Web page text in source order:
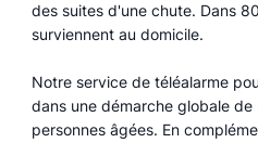
des suites d'une chute. Dans
surviennent au domicile.
Notre service de téléalarme
dans une démarche globale
personnes âgées. En